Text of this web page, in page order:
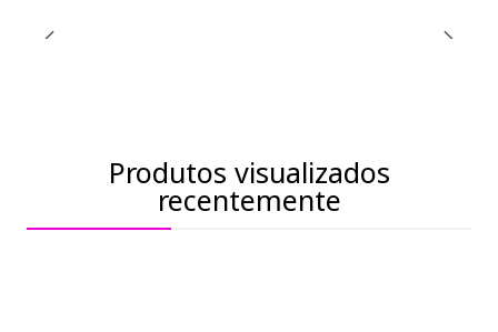
Produtos visualizados
recentemente